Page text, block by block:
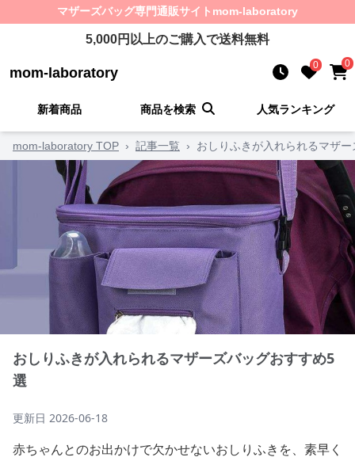
マザーズバッグ専門通販サイト mom-laboratory
5,000円以上のご購入で送料無料
mom-laboratory 0 0
新着商品 商品を検索 人気ランキング
mom-laboratory TOP › 記事一覧 › おしりふきが入れられるマザ
おしりふきが入れられるマザーズバッグおすすめ5
選
更新日 2026-06-18
赤ちゃんとのお出かけで欠かせないおしりふきを、素早く